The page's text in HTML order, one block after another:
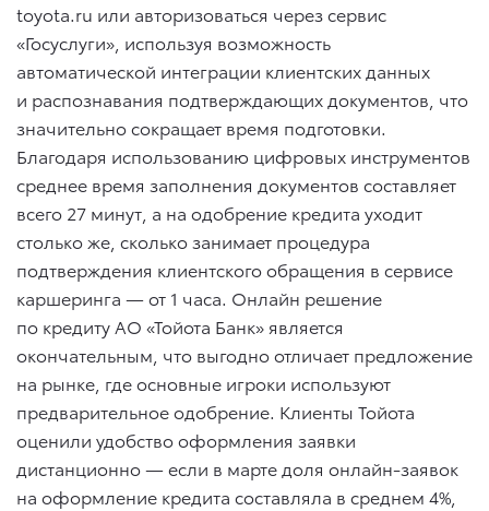
toyota.ru или авторизоваться через сервис
«Госуслуги», используя возможность
автоматической интеграции клиентских данных
и распознавания подтверждающих документов, что
значительно сокращает время подготовки.
Благодаря использованию цифровых инструментов
среднее время заполнения документов составляет
всего 27 минут, а на одобрение кредита уходит
столько же, сколько занимает процедура
подтверждения клиентского обращения в сервисе
каршеринга — от 1 часа. Онлайн решение
по кредиту АО «Тойота Банк» является
окончательным, что выгодно отличает предложение
на рынке, где основные игроки используют
предварительное одобрение. Клиенты Тойота
оценили удобство оформления заявки
дистанционно — если в марте доля онлайн-заявок
на оформление кредита составляла в среднем 4%,